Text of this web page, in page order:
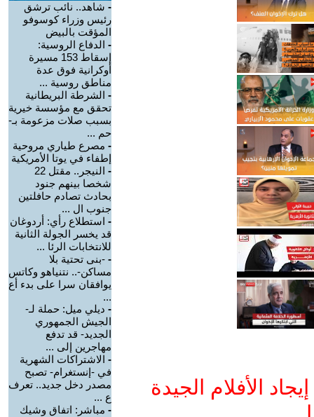
الأفلام الجيدة
- شاهد.. نائب ترشق
رئيس وزراء كوسوفو
المؤقت بالبيض
- الدفاع الروسية:
إسقاط 153 مسيرة
أوكرانية فوق عدة
مناطق روسية ...
- الشرطة البريطانية
تحقق مع مؤسسة خيرية
بسبب صلات مزعومة بـ-
حم ...
- مصرع طياري مروحية
إطفاء في يوتا الأمريكية
-
النيجر.. مقتل 22
شخصا بينهم جنود
بحادث تصادم حافلتين
جنوب ال ...
- استطلاع رأي: أردوغان
قد يخسر الجولة الثانية
للانتخابات الرئا ...
- -بنى تحتية بلا
مساكن-.. نتنياهو وكاتس
يوافقان سرا على بدء أع
...
- ديلي ميل: حملة لـ-
الجيش الجمهوري
الجديد- قد تدفع
مهاجرين إلى ...
- الاشتراكات الشهرية
في -إنستغرام- تصبح
مصدر دخل جديد.. تعرف
ع ...
- مباشر: اتفاق وشيك